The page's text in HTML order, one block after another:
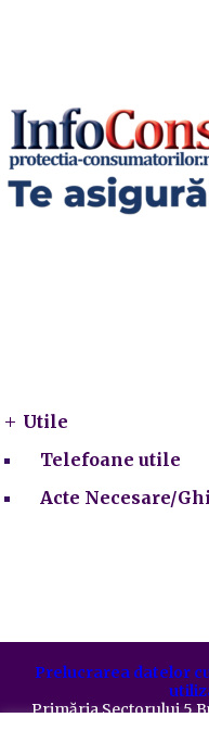
Utile
Telefoane utile
Acte Necesare/
Prelucrarea datelor
Primăria Sectorului 5